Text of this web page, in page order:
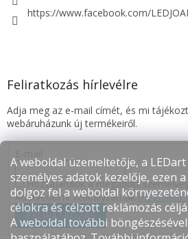
A weboldal üzemeltetője, a LEDart
személyes adatok kezelője, ezen
dolgoz fel a weboldal
célokra és célzott reklámozás
A weboldal további
https://www.facebook.com/
Feliratkozás hírlevélre
Adja meg az e-mail címét, és mi
webáruházunk új termékeiről.
Hozzájárulok a megadott
Adatvédelmi szabályzatnak megfelelő
FELIRATKOZÁS